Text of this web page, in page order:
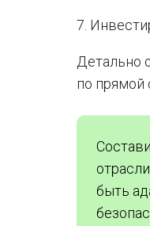
7.
Детально
по прямой
быть